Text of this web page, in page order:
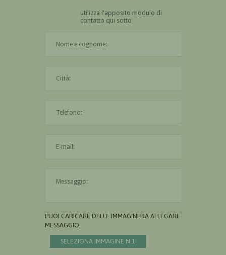
utilizza l'apposito modulo di
contatto qui sotto
PUOI CARICARE DELLE IMMAGINI DA ALLEGARE AL
MESSAGGIO:
SELEZIONA IMMAGINE N.1